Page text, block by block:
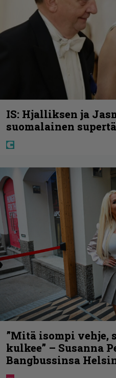
IS: Hjalliksen ja
suomalainen
”Mitä isompi vehje,
kulkee” – Susanna
Bangbussinsa